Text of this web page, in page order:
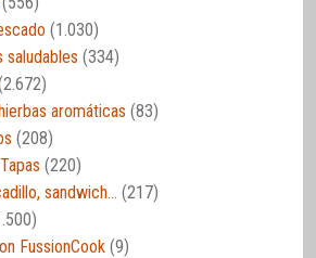
(1.030)
saludables (334)
aromáticas (83)
(208)
(220)
sandwich… (217)
FussionCook (9)